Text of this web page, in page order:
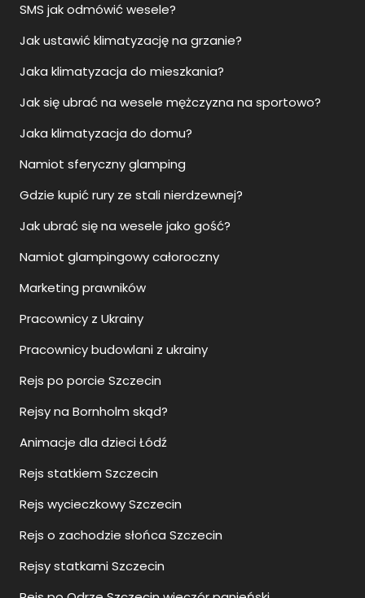
SMS jak odmówić wesele?
Jak ustawić klimatyzację na grzanie?
Jaka klimatyzacja do mieszkania?
Jak się ubrać na wesele mężczyzna na sportowo?
Jaka klimatyzacja do domu?
Namiot sferyczny glamping
Gdzie kupić rury ze stali nierdzewnej?
Jak ubrać się na wesele jako gość?
Namiot glampingowy całoroczny
Marketing prawników
Pracownicy z Ukrainy
Pracownicy budowlani z ukrainy
Rejs po porcie Szczecin
Rejsy na Bornholm skąd?
Animacje dla dzieci Łódź
Rejs statkiem Szczecin
Rejs wycieczkowy Szczecin
Rejs o zachodzie słońca Szczecin
Rejsy statkami Szczecin